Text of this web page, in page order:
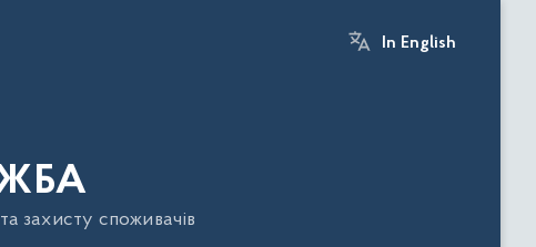
In English
захисту споживачів